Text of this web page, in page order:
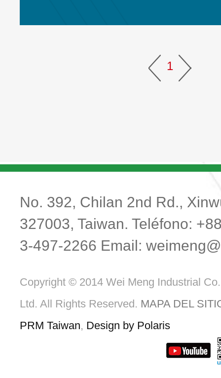
1
No. 392, Chilan 2nd Rd.,
327003, Taiwan. Teléfono:
3-497-2266 Email:
Copyright © 2014 Wei Meng Industrial
Ltd. All Rights Reserved. MAPA DEL
PRM Taiwan, Design by Polaris